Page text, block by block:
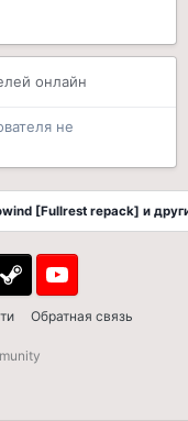
онлайн
не
[Fullrest repack] и
Обратная связь
Steam Youtube